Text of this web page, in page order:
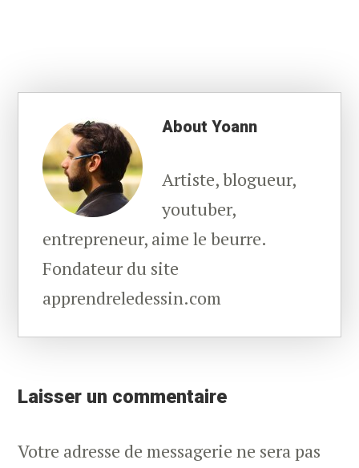
AboutYoann
Artiste, blogueur,
youtuber,
entrepreneur, aime le beurre.
Fondateur du site
apprendreledessin.com
Interactions
Laisser un commentaire
Votre adresse de messagerie ne sera pas